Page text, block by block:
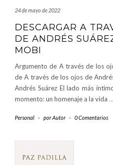
24 de mayo de 2022
DESCARGAR A
DE ANDRÉS
MOBI
Argumento de A través de los
de A través de los ojos de
Andrés Suárez El lado más
momento: un homenaje a la vida …
Personal - porAutor - 0 Comentarios